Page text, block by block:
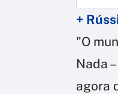
+
"O
Nada
agora